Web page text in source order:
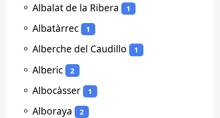
⚬ Albalat de la Ribera 1
⚬ Albatàrrec 1
⚬ Alberche del Caudillo 1
⚬ Alberic 2
⚬ Albocàsser 1
⚬ Alboraya 2